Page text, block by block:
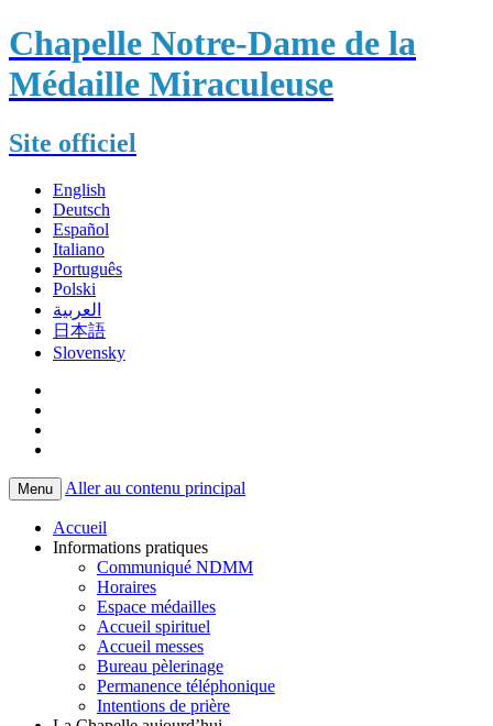
Chapelle Notre-Dame de la
Médaille Miraculeuse
Site officiel
English
Deutsch
Español
Italiano
Português
Polski
العربية
日本語
Slovensky
Menu Aller au contenu principal
Accueil
Informations pratiques
Communiqué NDMM
Horaires
Espace médailles
Accueil spirituel
Accueil messes
Bureau pèlerinage
Permanence téléphonique
Intentions de prière